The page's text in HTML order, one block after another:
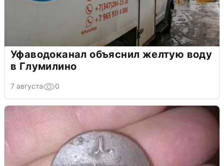
Уфаводоканал объяснил желтую воду
в Глумилино
7 августа 0